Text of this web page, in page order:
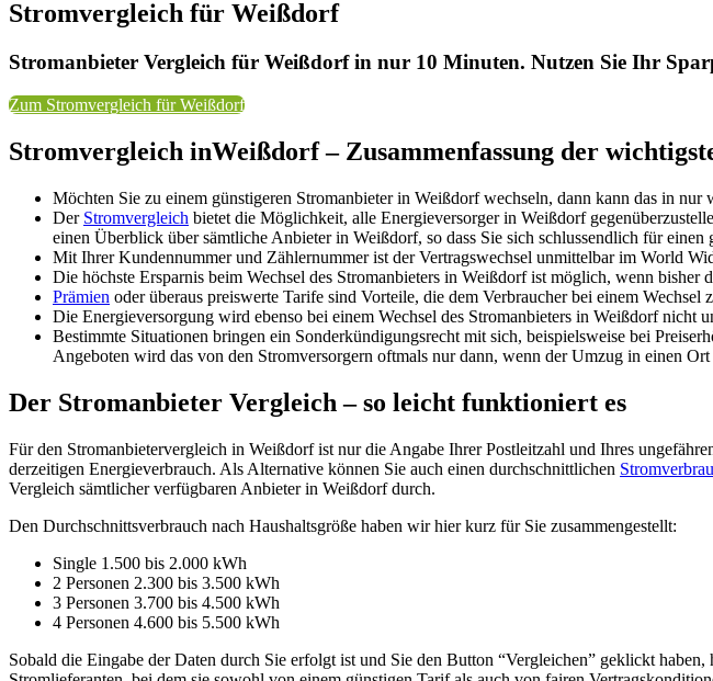
Stromvergleich für Weißdorf
Stromanbieter Vergleich für Weißdorf in nur 10 Minuten. Nutzen Sie Ihr
Zum Stromvergleich für Weißdorf
Stromvergleich inWeißdorf – Zusammenfassung der
Möchten Sie zu einem günstigeren Stromanbieter in Weißdorf wechseln, dann kann das in
Der Stromvergleich bietet die Möglichkeit, alle Energieversorger in Weißdorf
einen Überblick über sämtliche Anbieter in Weißdorf, so dass Sie sich schlussendlich für
Mit Ihrer Kundennummer und Zählernummer ist der Vertragswechsel unmittelbar im World
Die höchste Ersparnis beim Wechsel des Stromanbieters in Weißdorf ist möglich, wenn
Prämien oder überaus preiswerte Tarife sind Vorteile, die dem Verbraucher bei einem Wechsel
Die Energieversorgung wird ebenso bei einem Wechsel des Stromanbieters in Weißdorf nicht
Bestimmte Situationen bringen ein Sonderkündigungsrecht mit sich, beispielsweise bei
Angeboten wird das von den Stromversorgern oftmals nur dann, wenn der Umzug in einen
Der Stromanbieter Vergleich – so leicht funktioniert es
Für den Stromanbietervergleich in Weißdorf ist nur die Angabe Ihrer Postleitzahl und Ihres
derzeitigen Energieverbrauch. Als Alternative können Sie auch einen durchschnittlichen
Vergleich sämtlicher verfügbaren Anbieter in Weißdorf durch.
Den Durchschnittsverbrauch nach Haushaltsgröße haben wir hier kurz für Sie zusammengestellt:
Single 1.500 bis 2.000 kWh
2 Personen 2.300 bis 3.500 kWh
3 Personen 3.700 bis 4.500 kWh
4 Personen 4.600 bis 5.500 kWh
Sobald die Eingabe der Daten durch Sie erfolgt ist und Sie den Button “Vergleichen” geklickt